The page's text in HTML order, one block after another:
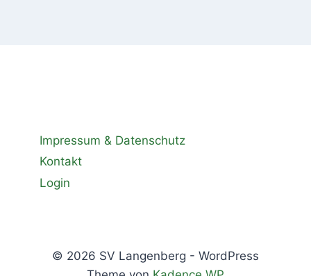
Impressum & Datenschutz
Kontakt
Login
© 2026 SV Langenberg - WordPress